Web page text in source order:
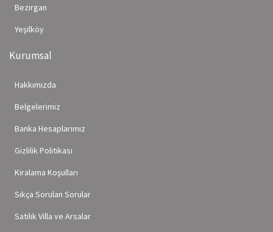
Bezirgan
Yeşilköy
Kurumsal
Hakkımızda
Belgelerimiz
Banka Hesaplarımız
Gizlilik Politikası
Kiralama Koşulları
Sıkça Sorulan Sorular
Satılık Villa ve Arsalar